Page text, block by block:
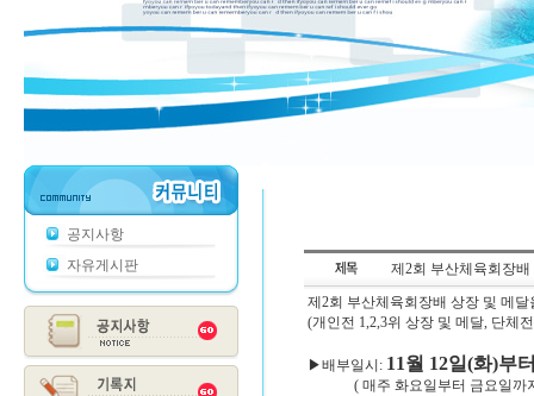
공지사항
자유게시판
제2회 부산체육회장
제2회 부산체육회장배 상장 및 메
(개인전 1,2,3위 상장 및 메달, 단체
▶배부일시: 11월 12일(화)부
( 매주 화요일부터 금요일까